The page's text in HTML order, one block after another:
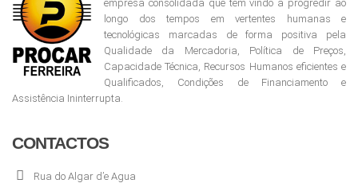
empresa consolidada que tem vindo a progredir ao
longo dos tempos em vertentes humanas e
tecnológicas marcadas de forma positiva pela
Qualidade da Mercadoria, Política de Preços,
Capacidade Técnica, Recursos Humanos eficientes e
Qualificados, Condições de Financiamento e
Assistência Ininterrupta.
CONTACTOS
Rua do Algar d’e Agua